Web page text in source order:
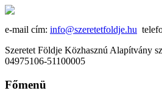
e-mail cím: info@szeretetfoldje.hu
Szeretet Földje Közhasznú Alapítvány
04975106-51100005
Főmenü